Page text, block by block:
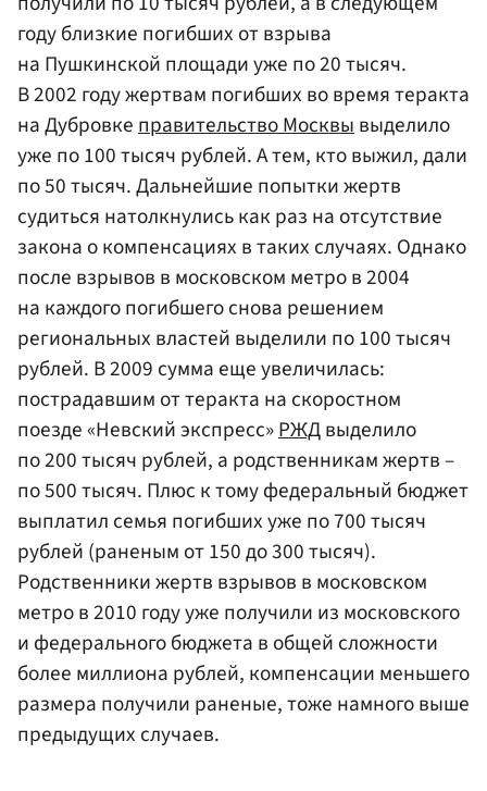
году близкие погибших от взрыва
на Пушкинской площади уже по 20 тысяч.
В 2002 году жертвам погибших во время теракта
на Дубровке правительство Москвы выделило
уже по 100 тысяч рублей. А тем, кто выжил, дали
по 50 тысяч. Дальнейшие попытки жертв
судиться натолкнулись как раз на отсутствие
закона о компенсациях в таких случаях. Однако
после взрывов в московском метро в 2004
на каждого погибшего снова решением
региональных властей выделили по 100 тысяч
рублей. В 2009 сумма еще увеличилась:
пострадавшим от теракта на скоростном
поезде «Невский экспресс»РЖДвыделило
по 200 тысяч рублей, а родственникам жертв –
по 500 тысяч. Плюс к тому федеральный бюджет
выплатил семья погибших уже по 700 тысяч
рублей (раненым от 150 до 300 тысяч).
Родственники жертв взрывов в московском
метро в 2010 году уже получили из московского
и федерального бюджета в общей сложности
более миллиона рублей, компенсации меньшего
размера получили раненые, тоже намного выше
предыдущих случаев.